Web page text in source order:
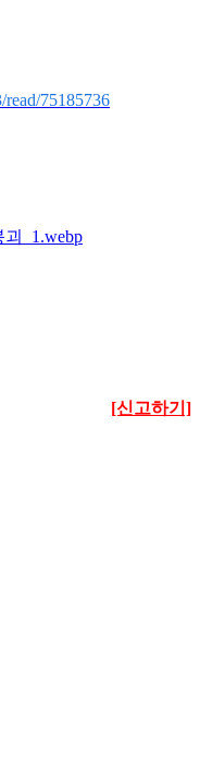
read/75185736
[신고하기]